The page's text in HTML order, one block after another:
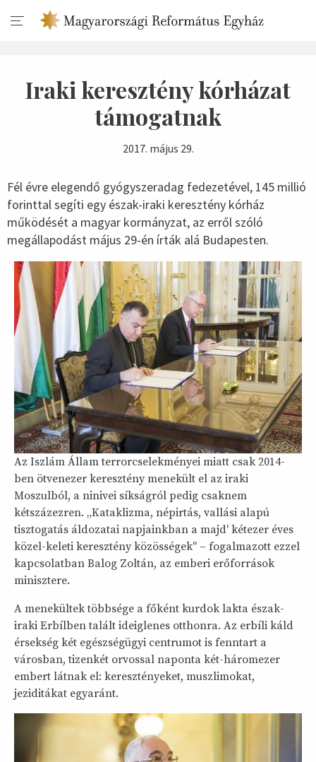
Iraki keresztény kórházat
támogatnak
2017. május 29.
Fél évre elegendő gyógyszeradag fedezetével, 145 millió
forinttal segíti egy észak-iraki keresztény kórház
működését a magyar kormányzat, az erről szóló
megállapodást május 29-én írták alá Budapesten.
Az Iszlám Állam terrorcselekményei miatt csak 2014-
ben ötvenezer keresztény menekült el az iraki
Moszulból, a ninivei síkságról pedig csaknem
kétszázezren. „Kataklizma, népirtás, vallási alapú
tisztogatás áldozatai napjainkban a majd' kétezer éves
közel-keleti keresztény közösségek" – fogalmazott ezzel
kapcsolatban Balog Zoltán, az emberi erőforrások
minisztere.
A menekültek többsége a főként kurdok lakta észak-
iraki Erbílben talált ideiglenes otthonra. Az erbíli káld
érsekség két egészségügyi centrumot is fenntart a
városban, tizenkét orvossal naponta két-háromezer
embert látnak el: keresztényeket, muszlimokat,
jeziditákat egyaránt.